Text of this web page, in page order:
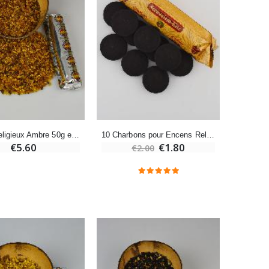
-20%
€12.00 €9.60
€12.00 €9.60
Encens religieux Ambre 50g et 10 charbons
€5.60 €2.00 €1.80